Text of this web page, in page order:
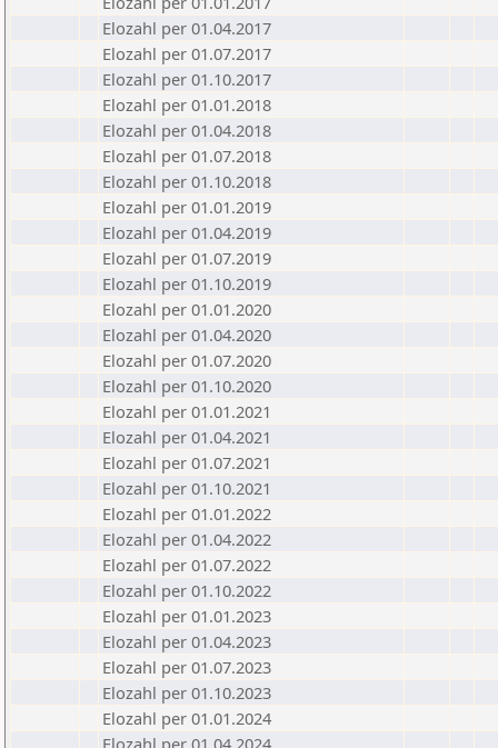
Elozahl per 01.04.2017
Elozahl per 01.07.2017
Elozahl per 01.10.2017
Elozahl per 01.01.2018
Elozahl per 01.04.2018
Elozahl per 01.07.2018
Elozahl per 01.10.2018
Elozahl per 01.01.2019
Elozahl per 01.04.2019
Elozahl per 01.07.2019
Elozahl per 01.10.2019
Elozahl per 01.01.2020
Elozahl per 01.04.2020
Elozahl per 01.07.2020
Elozahl per 01.10.2020
Elozahl per 01.01.2021
Elozahl per 01.04.2021
Elozahl per 01.07.2021
Elozahl per 01.10.2021
Elozahl per 01.01.2022
Elozahl per 01.04.2022
Elozahl per 01.07.2022
Elozahl per 01.10.2022
Elozahl per 01.01.2023
Elozahl per 01.04.2023
Elozahl per 01.07.2023
Elozahl per 01.10.2023
Elozahl per 01.01.2024
Elozahl per 01.04.2024